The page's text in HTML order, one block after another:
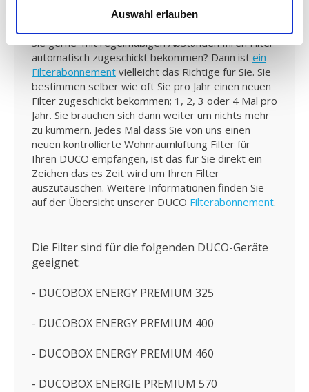
Auswahl erlauben
Filterabonnement:
Sie gerne mit regelmäßigen Abständen Ihren Filter
automatisch zugeschickt bekommen? Dann ist ein
Filterabonnement vielleicht das Richtige für Sie. Sie
bestimmen selber wie oft Sie pro Jahr einen neuen
Filter zugeschickt bekommen; 1, 2, 3 oder 4 Mal pro
Jahr. Sie brauchen sich dann weiter um nichts mehr
zu kümmern. Jedes Mal dass Sie von uns einen
neuen kontrollierte Wohnraumlüftung Filter für
Ihren DUCO empfangen, ist das für Sie direkt ein
Zeichen das es Zeit wird um Ihren Filter
auszutauschen. Weitere Informationen finden Sie
auf der Übersicht unserer DUCO Filterabonnement.
Die Filter sind für die folgenden DUCO-Geräte
geeignet:
- DUCOBOX ENERGY PREMIUM 325
- DUCOBOX ENERGY PREMIUM 400
- DUCOBOX ENERGY PREMIUM 460
- DUCOBOX ENERGIE PREMIUM 570